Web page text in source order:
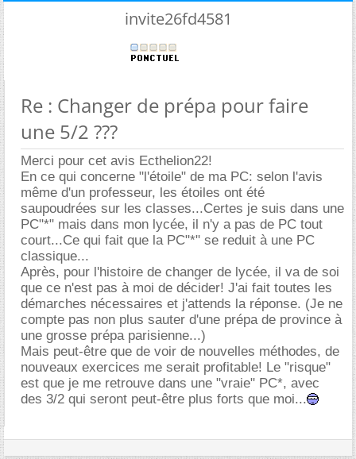
invite26fd4581
Re : Changer de prépa pour faire
une 5/2 ???
Merci pour cet avis Ecthelion22!
En ce qui concerne "l'étoile" de ma PC: selon l'avis
même d'un professeur, les étoiles ont été
saupoudrées sur les classes...Certes je suis dans une
PC"*" mais dans mon lycée, il n'y a pas de PC tout
court...Ce qui fait que la PC"*" se reduit à une PC
classique...
Après, pour l'histoire de changer de lycée, il va de soi
que ce n'est pas à moi de décider! J'ai fait toutes les
démarches nécessaires et j'attends la réponse. (Je ne
compte pas non plus sauter d'une prépa de province à
une grosse prépa parisienne...)
Mais peut-être que de voir de nouvelles méthodes, de
nouveaux exercices me serait profitable! Le "risque"
est que je me retrouve dans une "vraie" PC*, avec
des 3/2 qui seront peut-être plus forts que moi...